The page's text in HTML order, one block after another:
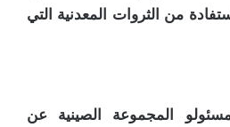
من الثروات المعدنية التي
المجموعة الصينية عن